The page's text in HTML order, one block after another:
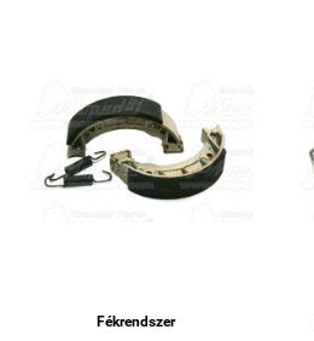
Fékrendszer